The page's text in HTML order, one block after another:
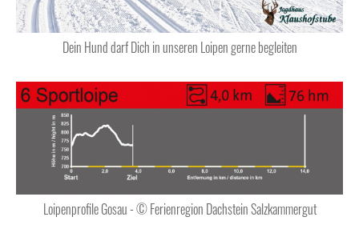
Dein Hund darf Dich in unseren Loipen gerne begleiten
Loipenprofile Gosau - © Ferienregion Dachstein Salzkammergut